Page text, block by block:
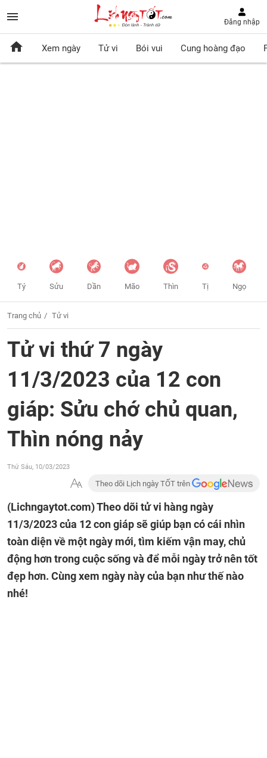
Đăng nhập
Xem ngày Tử vi Bói vui Cung hoàng đạo
Tý Sửu Dần Mão Thìn Tị Ngọ
Trang chủ Tử vi
Tử vi thứ 7 ngày
11/3/2023 của 12 con
giáp: Sửu chớ chủ quan,
Thìn nóng nảy
Thứ Sáu, 10/03/2023
Theo dõi Lịch ngày TỐT trên
(Lichngaytot.com)Theo dõi tử vi hàng ngày
11/3/2023 của 12 con giáp sẽ giúp bạn có cái nhìn
toàn diện về một ngày mới, tìm kiếm vận may, chủ
động hơn trong cuộc sống và để mỗi ngày trở nên tốt
đẹp hơn. Cùng xem ngày này của bạn như thế nào
nhé!